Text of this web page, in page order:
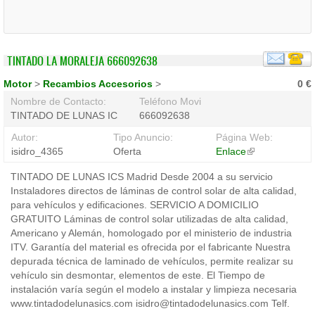
TINTADO LA MORALEJA 666092638
0 €
Motor> Recambios Accesorios >
Nombre de Contacto:
TINTADO DE LUNAS ICS
Teléfono Movil:
666092638
Autor:
isidro_4365
Tipo Anuncio:
Oferta
Página Web:
Enlace(link
external)
TINTADO DE LUNAS ICS Madrid Desde 2004 a su servicio
Instaladores directos de láminas de control solar de alta calidad,
para vehículos y edificaciones. SERVICIO A DOMICILIO
GRATUITO Láminas de control solar utilizadas de alta calidad,
Americano y Alemán, homologado por el ministerio de industria
ITV. Garantía del material es ofrecida por el fabricante Nuestra
depurada técnica de laminado de vehículos, permite realizar su
vehículo sin desmontar, elementos de este. El Tiempo de
instalación varía según el modelo a instalar y limpieza necesaria
www.tintadodelunasics.com isidro@tintadodelunasics.com Telf.